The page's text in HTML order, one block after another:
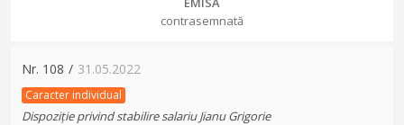
contrasemnată
Nr. 108 / 31.05.2022
Caracter individual
Dispoziție privind stabilire salariu Jianu Grigorie